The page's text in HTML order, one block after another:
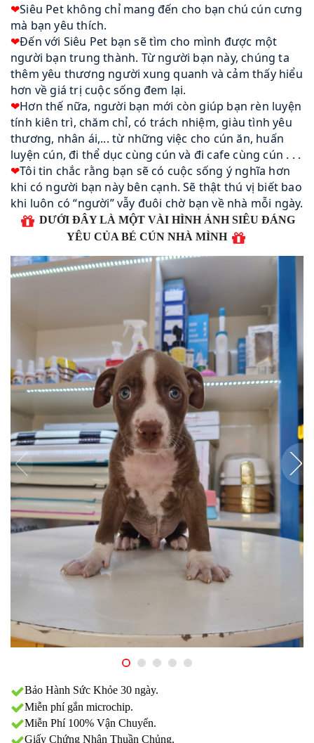
❤Siêu Pet không chỉ mang đến cho bạn chú cún cưng
mà bạn yêu thích.
❤Đến với Siêu Pet bạn sẽ tìm cho mình được một
người bạn trung thành. Từ người bạn này, chúng ta
thêm yêu thương người xung quanh và cảm thấy hiểu
hơn về giá trị cuộc sống đem lại.
❤Hơn thế nữa, người bạn mới còn giúp bạn rèn luyện
tính kiên trì, chăm chỉ, có trách nhiệm, giàu tình yêu
thương, nhân ái,... từ những việc cho cún ăn, huấn
luyện cún, đi thể dục cùng cún và đi cafe cùng cún . . .
❤Tôi tin chắc rằng bạn sẽ có cuộc sống ý nghĩa hơn
khi có người bạn này bên cạnh. Sẽ thật thú vị biết bao
khi luôn có “người” vẫy đuôi chờ bạn về nhà mỗi ngày.
DƯỚI ĐÂY LÀ MỘT VÀI HÌNH ẢNH SIÊU ĐÁNG
YÊU CỦA BÉ CÚN NHÀ MÌNH
Bảo Hành Sức Khỏe 30 ngày.
Miễn phí gắn microchip.
Miễn Phí 100% Vận Chuyển.
Giấy Chứng Nhận Thuần Chủng.